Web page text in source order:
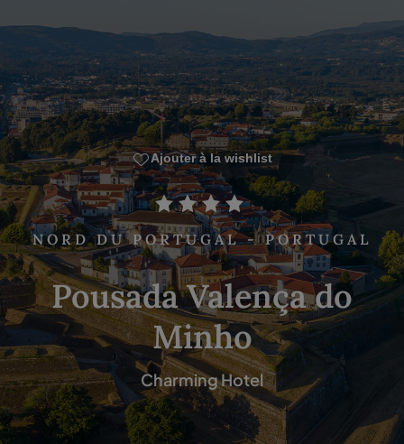
Ajouter à la wishlist
NORD DU PORTUGAL - PORTUGAL
Pousada Valença do
Minho
Charming Hotel